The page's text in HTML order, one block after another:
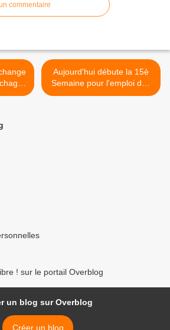
commentaire
Aujourd'hui débute la 15è
Semaine pour l'emploi des
personnes handicapées >
! sur le portail Overblog
un blog sur Overblog
Créer un blog